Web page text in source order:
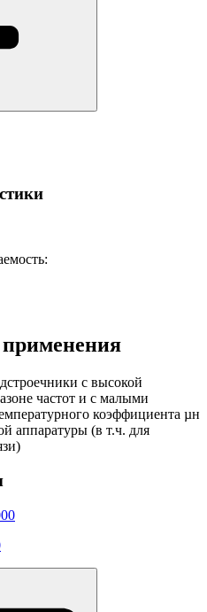
с высокой
частот и с малыми
коэффициента µн
аппаратуры (в т.ч. для